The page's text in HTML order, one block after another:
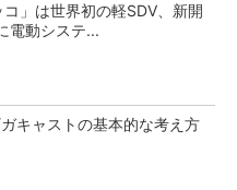
コ」は世界初の軽SDV、新開
電動システ...
キャストの基本的な考え方